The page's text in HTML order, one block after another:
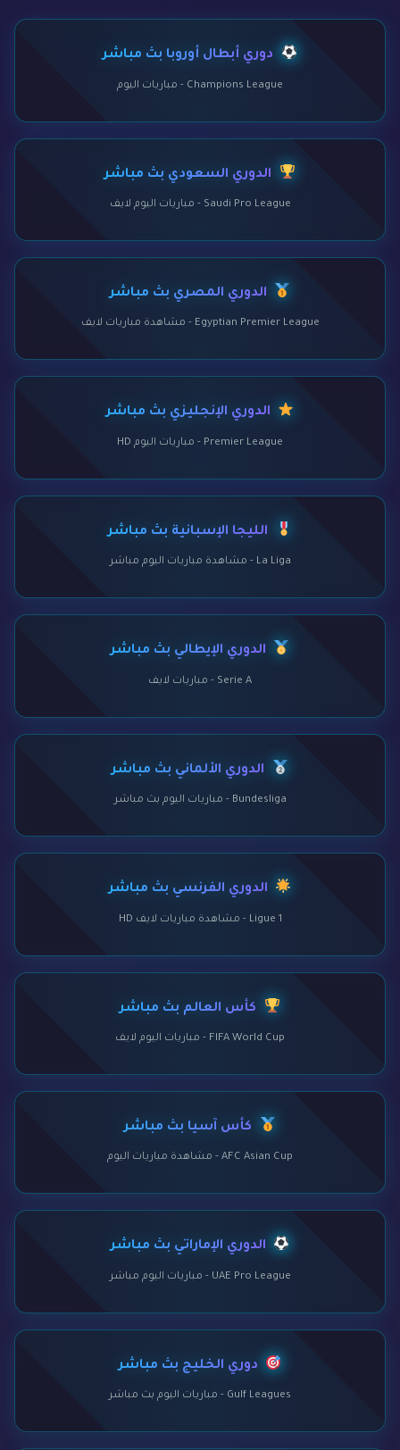
دوري أبطال أوروبا بث مباشر
Champions League - مباريات اليوم
الدوري السعودي بث مباشر
Saudi Pro League - مباريات اليوم لايف
الدوري المصري بث مباشر
Egyptian Premier League - مشاهدة مباريات لايف
الدوري الإنجليزي بث مباشر
Premier League - مباريات اليوم HD
الليجا الإسبانية بث مباشر
La Liga - مشاهدة مباريات اليوم مباشر
الدوري الإيطالي بث مباشر
Serie A - مباريات لايف
الدوري الألماني بث مباشر
Bundesliga - مباريات اليوم بث مباشر
الدوري الفرنسي بث مباشر
Ligue 1 - مشاهدة مباريات لايف HD
كأس العالم بث مباشر
FIFA World Cup - مباريات اليوم لايف
كأس آسيا بث مباشر
AFC Asian Cup - مشاهدة مباريات اليوم
الدوري الإماراتي بث مباشر
UAE Pro League - مباريات اليوم مباشر
دوري الخليج بث مباشر
Gulf Leagues - مباريات اليوم بث مباشر